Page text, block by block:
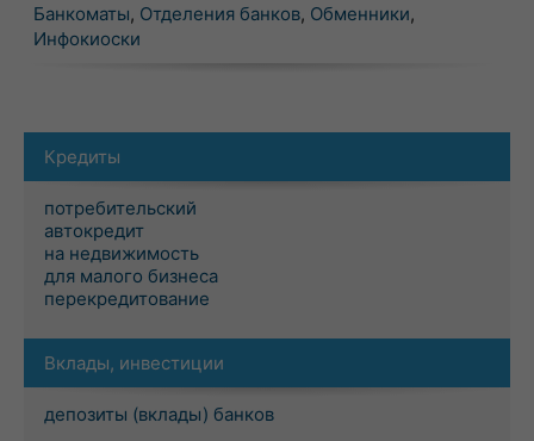
Банкоматы, Отделения банков, Обменники,
Инфокиоски
Кредиты
потребительский
автокредит
на недвижимость
для малого бизнеса
перекредитование
Вклады, инвестиции
депозиты (вклады) банков